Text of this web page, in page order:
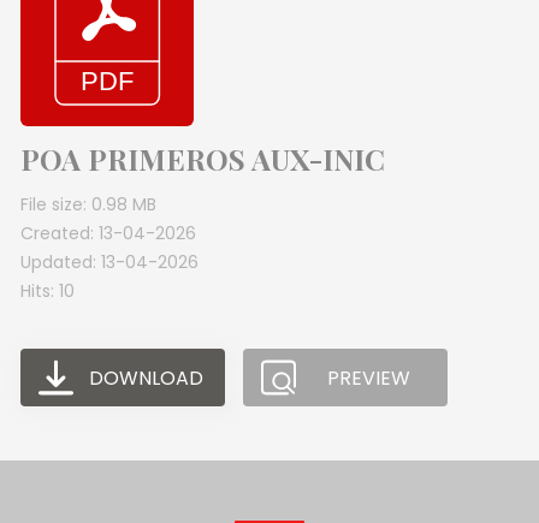
POA PRIMEROS AUX-INIC
File size: 0.98 MB
Created: 13-04-2026
Updated: 13-04-2026
Hits: 10
DOWNLOAD PREVIEW